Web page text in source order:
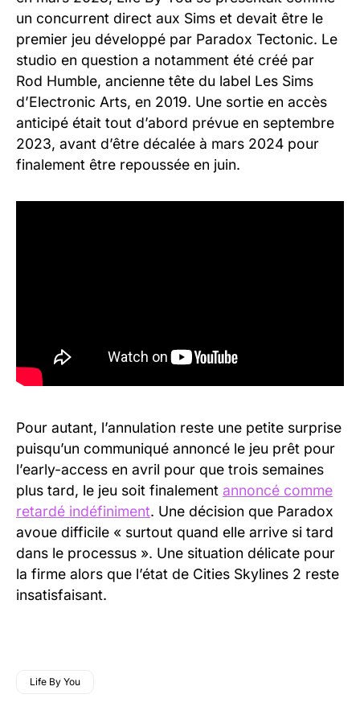
un concurrent direct aux Sims et devait être le
premier jeu développé par Paradox Tectonic. Le
studio en question a notamment été créé par
Rod Humble, ancienne tête du label Les Sims
d’Electronic Arts, en 2019. Une sortie en accès
anticipé était tout d’abord prévue en septembre
2023, avant d’être décalée à mars 2024 pour
finalement être repoussée en juin.
Pour autant, l’annulation reste une petite surprise
puisqu’un communiqué annoncé le jeu prêt pour
l’early-access en avril pour que trois semaines
plus tard, le jeu soit finalement annoncé comme
retardé indéfiniment. Une décision que Paradox
avoue difficile « surtout quand elle arrive si tard
dans le processus ». Une situation délicate pour
la firme alors que l’état de Cities Skylines 2 reste
insatisfaisant.
Life By You